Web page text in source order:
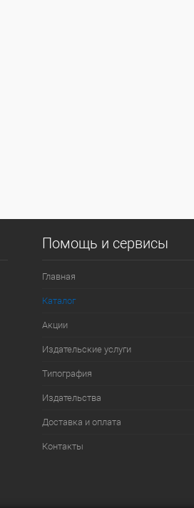
Помощь и сервисы
Главная
Каталог
Акции
Издательские услуги
Типография
Издательства
Доставка и оплата
Контакты